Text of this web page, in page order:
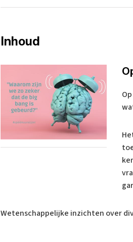
Inhoud
Wetenschappelijke inzichten over